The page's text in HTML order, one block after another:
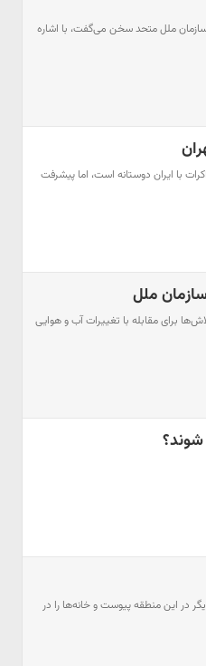
ملل متحد سخن می‌گفت، با اشاره
با ایران دوستانه است، اما پیشرفت
ملل
برای مقابله با تغییرات آب و هوایی
شوند؟
در این منطقه پیوست و خانه‌ها را در